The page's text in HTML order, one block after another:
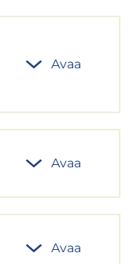
Avaa
Avaa
Avaa